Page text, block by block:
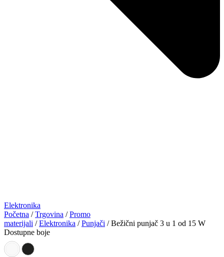
Elektronika
Početna /Trgovina /Promo
materijali /Elektronika /Punjači / Bežični punjač 3 u 1 od 15 W
Dostupne boje